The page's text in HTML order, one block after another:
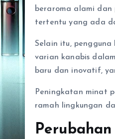
beraroma alami
tertentu yang ada
Selain itu,
varian kanabis
baru dan inovatif,
Peningkatan minat
ramah lingkungan